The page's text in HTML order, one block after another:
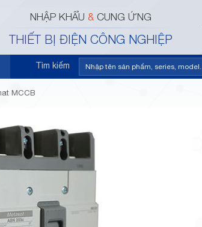
NHẬP KHẨU &CUNG ỨNG
THIẾT BỊ ĐIỆN CÔNG NGHIỆP
Tìm kiếm
MCCB